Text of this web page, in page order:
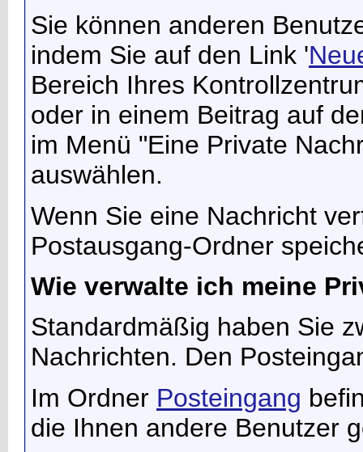
Sie können anderen
indem Sie auf den Link '
Bereich Ihres
oder in einem Beitrag auf
im Menü "Eine Private
auswählen.
Wenn Sie eine Nachricht
Postausgang-Ordner
Wie verwalte ich meine
Standardmäßig haben Sie
Nachrichten. Den
Im Ordner Posteingang
die Ihnen andere Benutzer